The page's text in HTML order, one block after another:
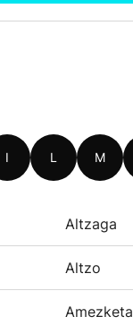
I L M
Altzaga
Altzo
Amezketa